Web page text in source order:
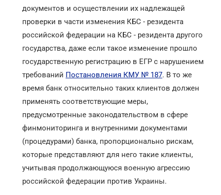
документов и осуществлении их надлежащей
проверки в части изменения КБС - резидента
российской федерации на КБС - резидента другого
государства, даже если такое изменение прошло
государственную регистрацию в ЕГР с нарушением
требований Постановления КМУ № 187. В то же
время банк относительно таких клиентов должен
применять соответствующие меры,
предусмотренные законодательством в сфере
финмониторинга и внутренними документами
(процедурами) банка, пропорционально рискам,
которые представляют для него такие клиенты,
учитывая продолжающуюся военную агрессию
российской федерации против Украины.